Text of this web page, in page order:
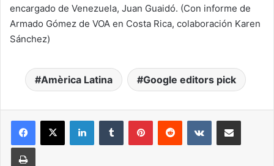
encargado de Venezuela, Juan Guaidó. (Con informe de
Armado Gómez de VOA en Costa Rica, colaboración Karen
Sánchez)
Amèrica Latina Google editors pick